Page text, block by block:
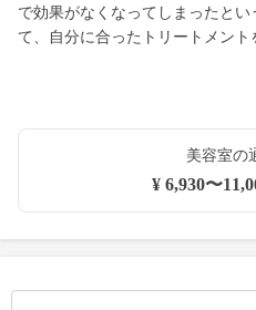
で効果がなくなってしまったと
て、自分に合ったトリートメント
美容室の
¥ 6,930〜